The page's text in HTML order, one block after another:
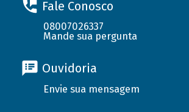
Fale Conosco
08007026337
Mande sua pergunta
Ouvidoria
Envie sua mensagem